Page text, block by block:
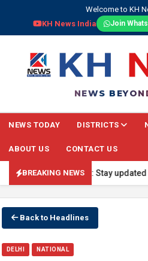
Welcome to KH
KH News India
Join
NEWS
NEWS TODAY DISTRICTS
ABOUT US CONTACT US
BREAKING NEWS
NEWS: Stay updated
Back to Headlines
DELHI NATIONAL